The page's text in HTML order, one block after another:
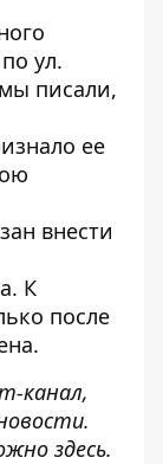
ул.
писали,
ее
внести
К
после
канал,
здесь.